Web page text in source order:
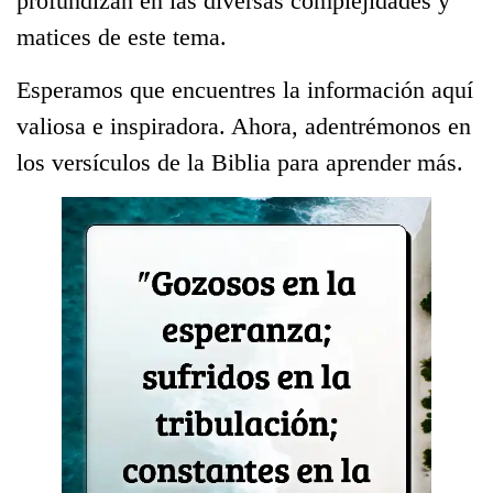
matices de este tema.
Esperamos que encuentres la información aquí
valiosa e inspiradora. Ahora, adentrémonos en
los versículos de la Biblia para aprender más.